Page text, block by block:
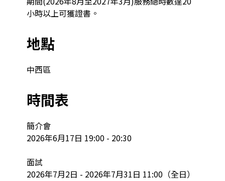
小時以上可獲證書。
地點
中西區
時間表
簡介會
2026年6月17日 19:00 - 20:30
面試
2026年7月2日 - 2026年7月31日 11:00（全日）